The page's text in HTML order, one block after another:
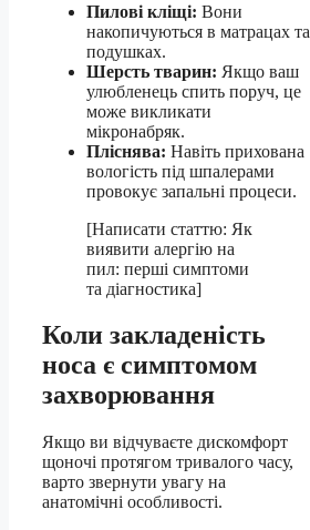
Пилові кліщі: Вони
накопичуються в матрацах та
подушках.
Шерсть тварин: Якщо ваш
улюбленець спить поруч, це
може викликати
мікронабряк.
Пліснява: Навіть прихована
вологість під шпалерами
провокує запальні процеси.
[Написати статтю: Як
виявити алергію на
пил: перші симптоми
та діагностика]
Коли закладеність
носа є симптомом
захворювання
Якщо ви відчуваєте дискомфорт
щоночі протягом тривалого часу,
варто звернути увагу на
анатомічні особливості.